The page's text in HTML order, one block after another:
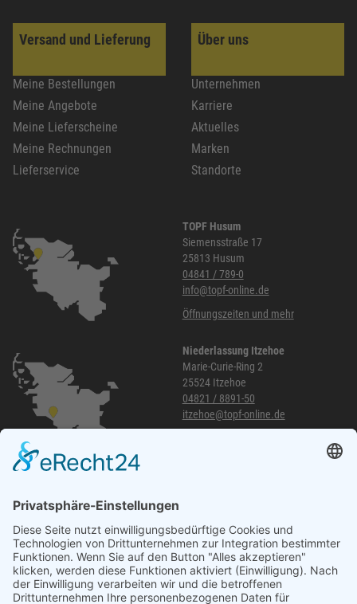
Versand und Lieferung
Meine Bestellungen
Meine Angebote
Meine Lieferscheine
Meine Rechnungen
Lieferservice
Über uns
Unternehmen
Karriere
Aktuelles
Marken
Standorte
TOPF Husum
Siemensstraße 17
25813 Husum
04841 / 789-0
info@topf-online.de
Öffnungszeiten und mehr
Niederlassung Itzehoe
Marie-Curie-Ring 2
25524 Itzehoe
04821 / 8891-50
itzehoe@topf-online.de
040 / 21 04 04 04-04
glinde@topf-online.de
Öffnungszeiten und mehr